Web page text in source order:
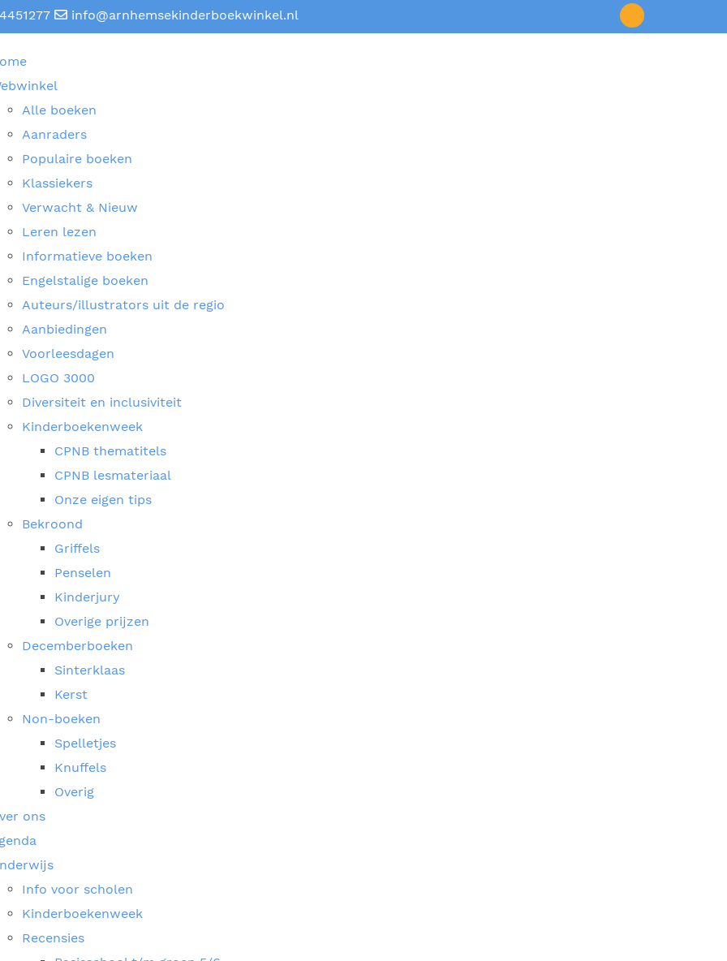
info@arnhemsekinderboekwinkel.nl
Alle boeken
Aanraders
Populaire boeken
Klassiekers
Verwacht & Nieuw
Leren lezen
Informatieve boeken
Engelstalige boeken
Auteurs/illustrators uit de regio
Aanbiedingen
Voorleesdagen
LOGO 3000
Diversiteit en inclusiviteit
Kinderboekenweek
CPNB thematitels
CPNB lesmateriaal
Onze eigen tips
Bekroond
Griffels
Penselen
Kinderjury
Overige prijzen
Decemberboeken
Sinterklaas
Kerst
Non-boeken
Spelletjes
Knuffels
Overig
ons
Info voor scholen
Kinderboekenweek
Recensies